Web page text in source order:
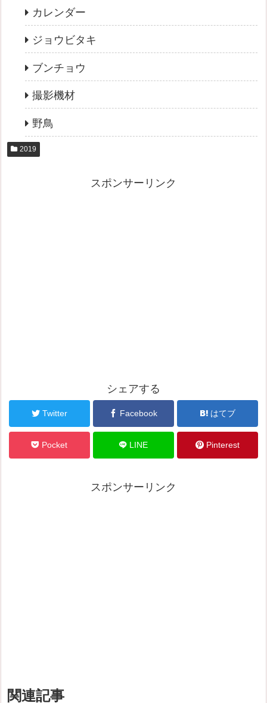
カレンダー
ジョウビタキ
ブンチョウ
撮影機材
野鳥
2019
スポンサーリンク
シェアする
Twitter Facebook はてブ
Pocket LINE Pinterest
スポンサーリンク
関連記事